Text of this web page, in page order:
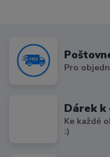
Pro
Dárek k
Ke každé
:)